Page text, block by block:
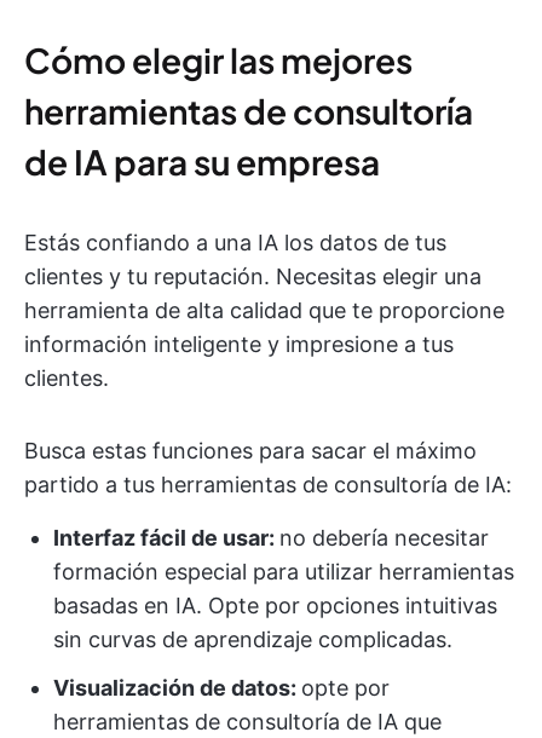
Cómo elegir las mejores
herramientas de consultoría
de IA para su empresa
Estás confiando a una IA los datos de tus
clientes y tu reputación. Necesitas elegir una
herramienta de alta calidad que te proporcione
información inteligente y impresione a tus
clientes.
Busca estas funciones para sacar el máximo
partido a tus herramientas de consultoría de IA:
Interfaz fácil de usar: no debería necesitar
formación especial para utilizar herramientas
basadas en IA. Opte por opciones intuitivas
sin curvas de aprendizaje complicadas.
Visualización de datos: opte por
herramientas de consultoría de IA que